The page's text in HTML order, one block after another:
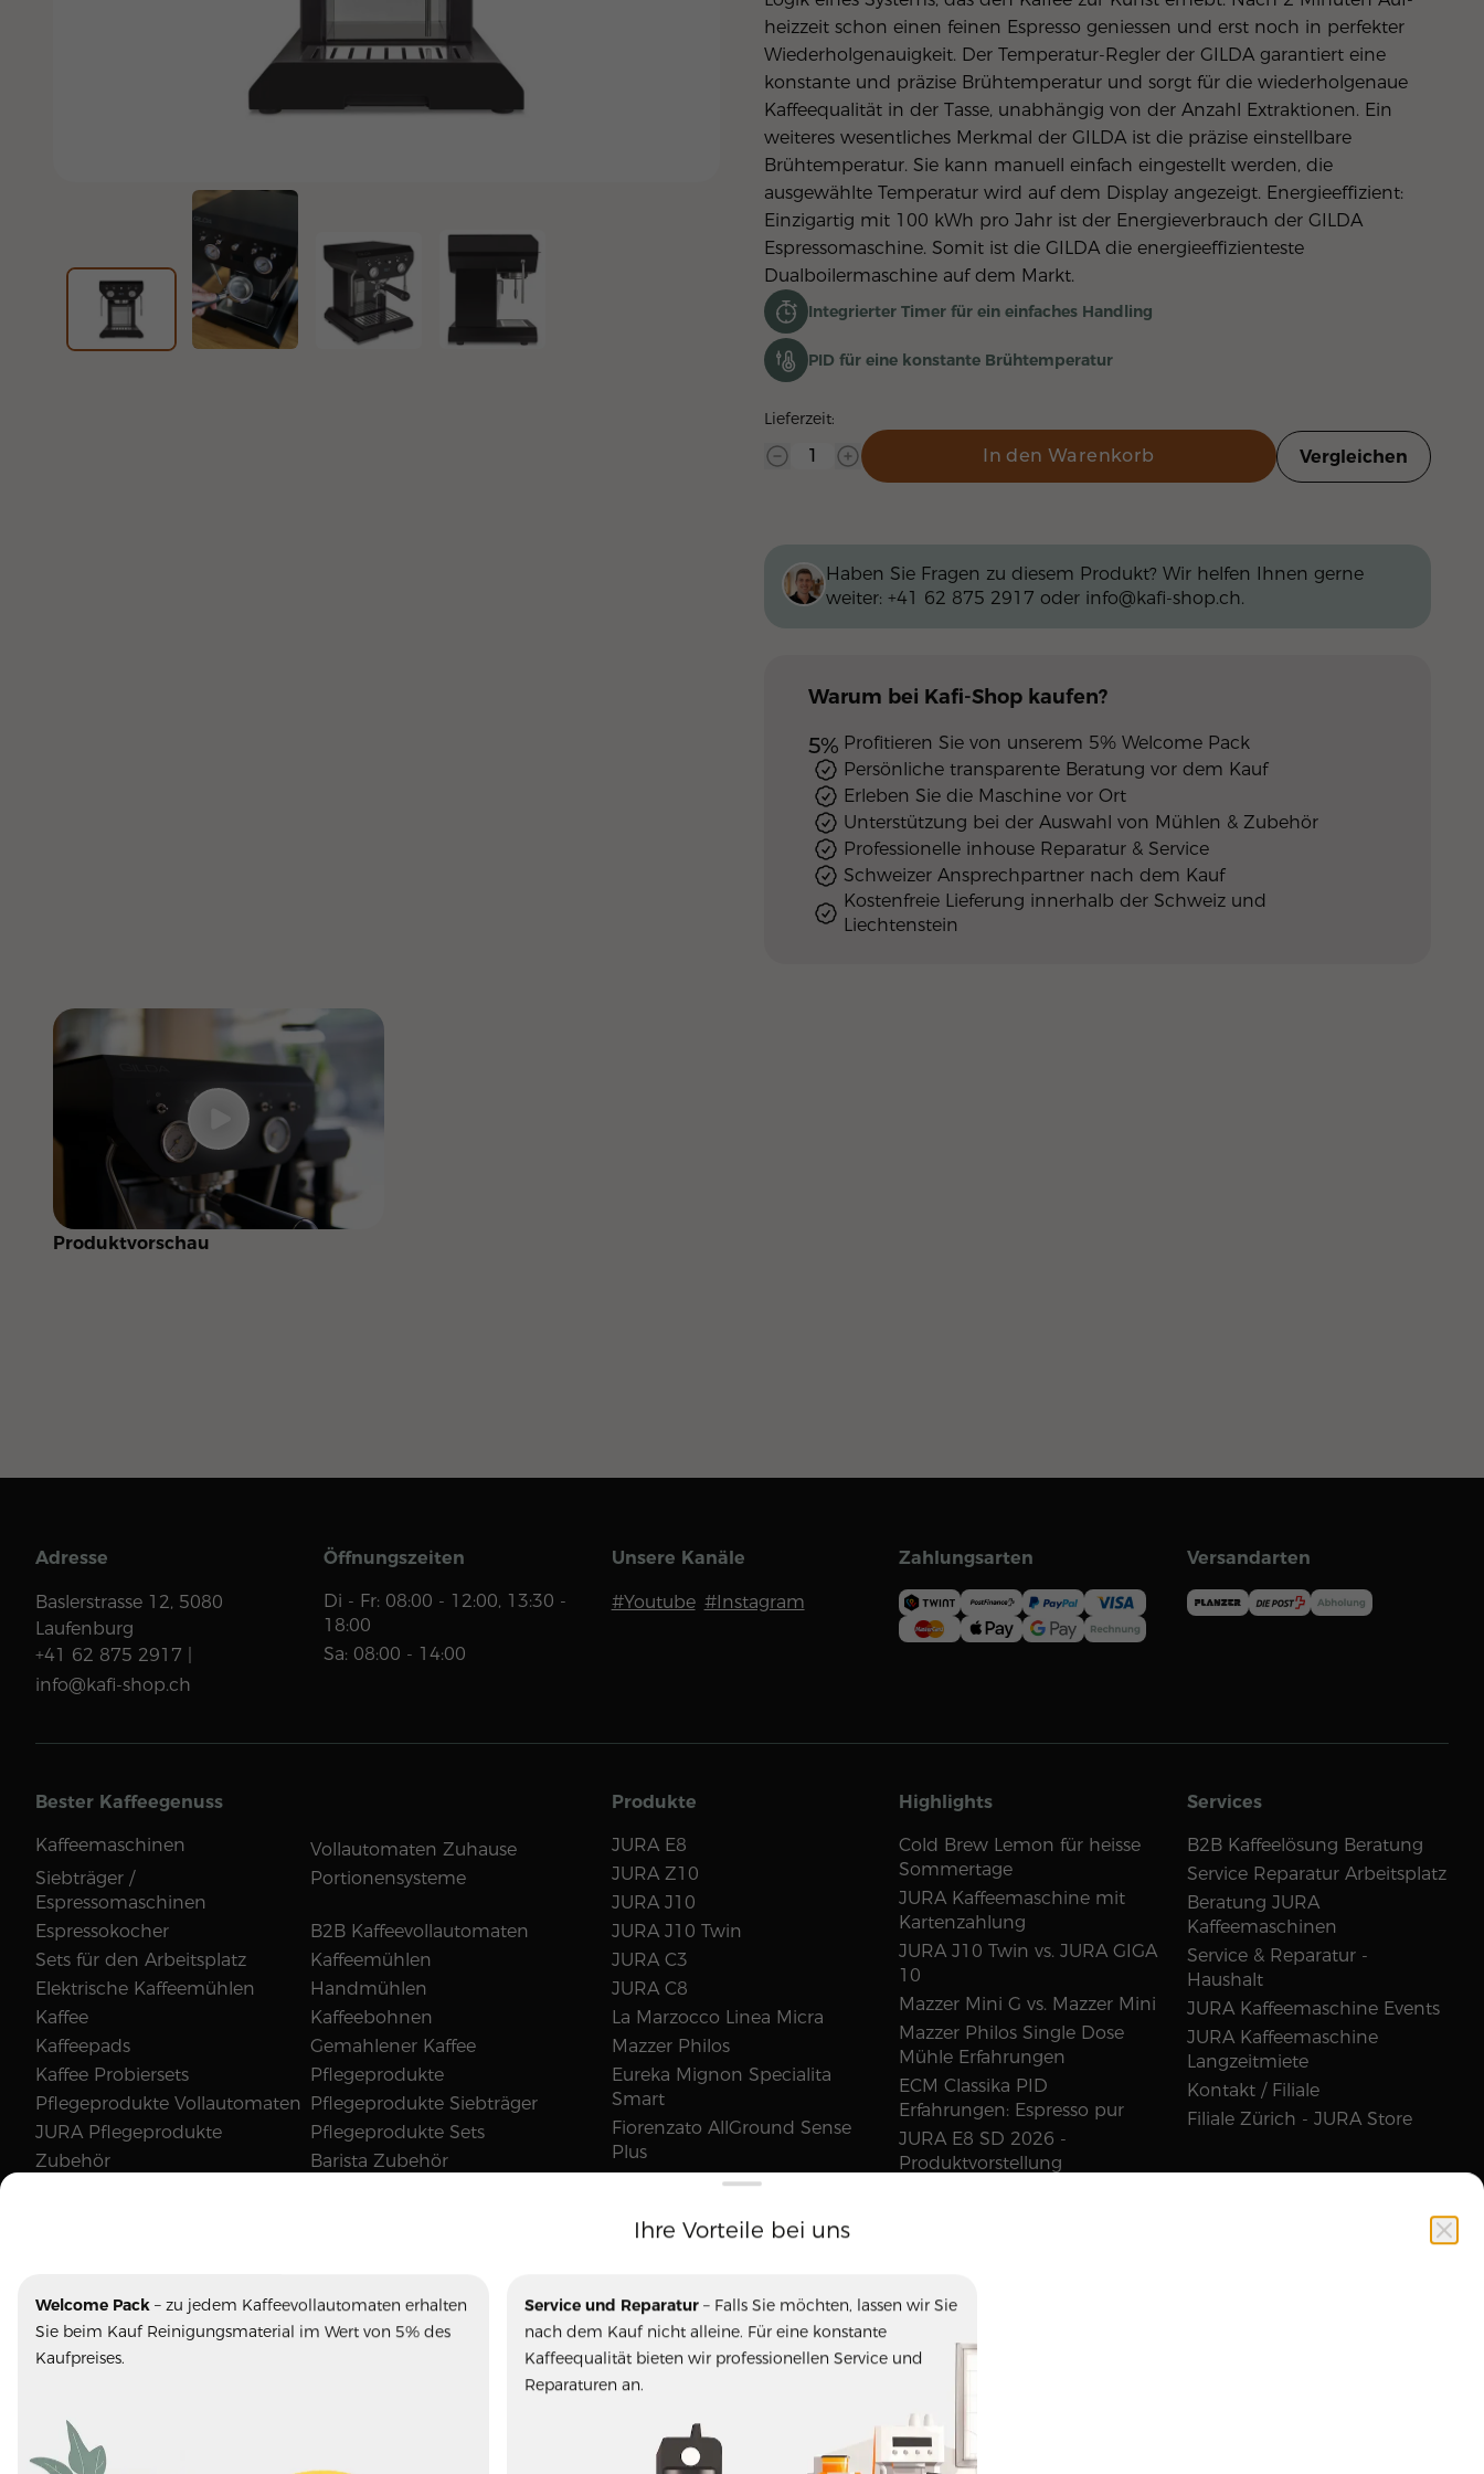
heiz­zeit schon ei­nen fei­nen Es­pres­so ge­nies­sen und erst noch in per­fek­ter
Wie­der­hol­ge­nau­ig­keit. Der Temperatur-Regler der GILDA garantiert eine
konstante und präzise Brühtemperatur und sorgt für die wiederholgenaue
Kaffeequalität in der Tasse, unabhängig von der Anzahl Extraktionen. Ein
weiteres wesentliches Merkmal der GILDA ist die präzise einstellbare
Brühtemperatur. Sie kann manuell einfach eingestellt werden, die
ausgewählte Temperatur wird auf dem Display angezeigt. Energieeffizient:
Einzigartig mit 100 kWh pro Jahr ist der Energieverbrauch der GILDA
Espressomaschine. Somit ist die GILDA die energieeffizienteste
Dualboilermaschine auf dem Markt.
Integrierter Timer für ein einfaches Handling
PID für eine konstante Brühtemperatur
Lieferzeit:
In den Warenkorb Vergleichen
Haben Sie Fragen zu diesem Produkt? Wir helfen Ihnen gerne
weiter: +41 62 875 2917 oder info@kafi-shop.ch.
Warum bei Kafi-Shopkaufen?
5% Profitieren Sie von unserem 5% Welcome Pack
Persönliche transparente Beratung vor dem Kauf
Erleben Sie die Maschine vor Ort
Unterstützung bei der Auswahl von Mühlen & Zubehör
Professionelle inhouse Reparatur & Service
Schweizer Ansprechpartner nach dem Kauf
Kostenfreie Lieferung innerhalb der Schweiz und
Liechtenstein
Produktvorschau
Adresse
Baslerstrasse 12, 5080
Laufenburg
+41 62 875 2917 |
info@kafi-shop.ch
Öffnungszeiten
Di - Fr: 08:00 - 12:00, 13:30 -
18:00
Sa: 08:00 - 14:00
Unsere Kanäle
#Youtube #Instagram
Zahlungsarten Versandarten
Bester Kaffeegenuss
Kaffeemaschinen
Vollautomaten Zuhause
Siebträger /
Espressomaschinen
Portionensysteme
Espressokocher
B2B Kaffeevollautomaten
Sets für den Arbeitsplatz
Kaffeemühlen
Elektrische Kaffeemühlen
Handmühlen
Kaffee
Kaffeebohnen
Kaffeepads
Gemahlener Kaffee
Kaffee Probiersets
Pflegeprodukte
Pflegeprodukte Vollautomaten Pflegeprodukte Siebträger
JURA Pflegeprodukte
Pflegeprodukte Sets
Zubehör
Barista Zubehör
Produkte
JURA E8
JURA Z10
JURA J10
JURA J10 Twin
JURA C3
JURA C8
La Marzocco Linea Micra
Mazzer Philos
Eureka Mignon Specialita
Smart
Fiorenzato AllGround Sense
Plus
ECM Synchronika
Profitec Go
JURA Claris Smart+ Pro
Highlights
Cold Brew Lemon für heisse
Sommertage
JURA Kaffeemaschine mit
Kartenzahlung
JURA J10 Twin vs. JURA GIGA
10
Mazzer Mini G vs. Mazzer Mini
Mazzer Philos Single Dose
Mühle Erfahrungen
ECM Classika PID
Erfahrungen: Espresso pur
JURA E8 SD 2026 -
Produktvorstellung
Siebträgermaschine
Kaffeevollautomat
Services
B2B Kaffeelösung Beratung
Service Reparatur Arbeitsplatz
Beratung JURA
Kaffeemaschinen
Service & Reparatur -
Haushalt
JURA Kaffeemaschine Events
JURA Kaffeemaschine
Langzeitmiete
Kontakt / Filiale
Filiale Zürich - JURA Store
Ihre Vorteile bei uns
Welcome Pack – zu jedem Kaffeevollautomaten erhalten
Sie beim Kauf Reinigungsmaterial im Wert von 5% des
Kaufpreises.
Service und Reparatur – Falls Sie möchten, lassen wir Sie
nach dem Kauf nicht alleine. Für eine konstante
Kaffeequalität bieten wir professionellen Service und
Reparaturen an.